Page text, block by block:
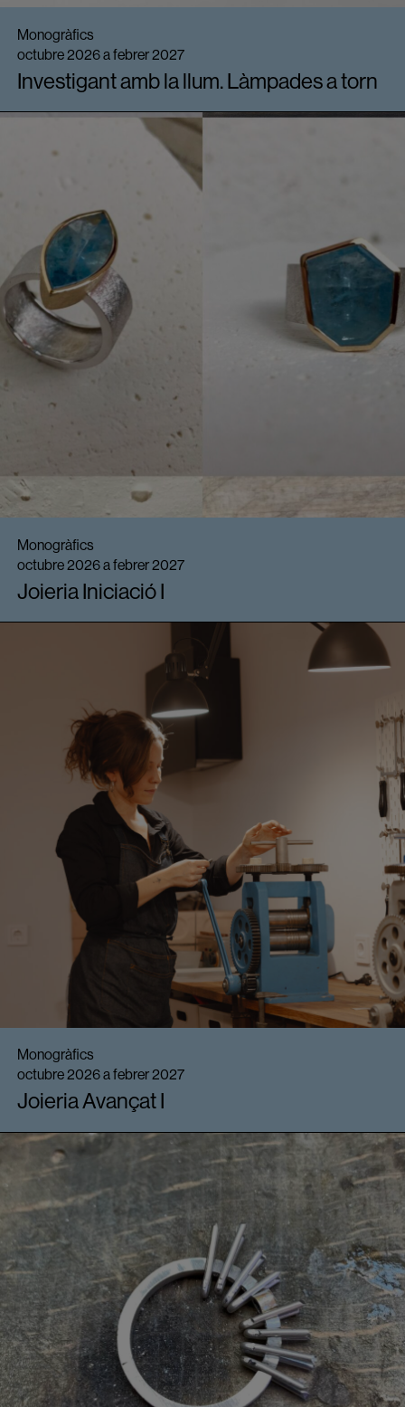
Monogràfics
octubre 2026 a febrer 2027
Investigant amb la llum. Làmpades a torn
Monogràfics
octubre 2026 a febrer 2027
Joieria Iniciació I
Monogràfics
octubre 2026 a febrer 2027
Joieria Avançat I